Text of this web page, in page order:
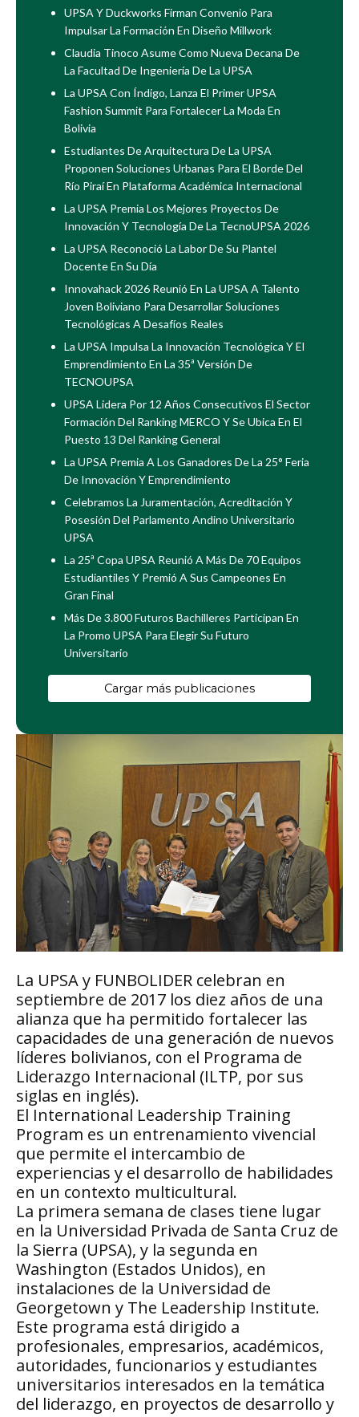
La UPSA y FUNBOLIDER celebran en
septiembre de 2017 los diez años de una
alianza que ha permitido fortalecer las
capacidades de una generación de nuevos
líderes bolivianos, con el Programa de
Liderazgo Internacional (ILTP, por sus
siglas en inglés).
El International Leadership Training
Program es un entrenamiento vivencial
que permite el intercambio de
experiencias y el desarrollo de habilidades
en un contexto multicultural.
La primera semana de clases tiene lugar
en la Universidad Privada de Santa Cruz de
la Sierra (UPSA), y la segunda en
Washington (Estados Unidos), en
instalaciones de la Universidad de
Georgetown y The Leadership Institute.
Este programa está dirigido a
profesionales, empresarios, académicos,
autoridades, funcionarios y estudiantes
universitarios interesados en la temática
del liderazgo, en proyectos de desarrollo y
UPSA Y Duckworks Firman Convenio Para
Impulsar La Formación En Diseño Millwork
Claudia Tinoco Asume Como Nueva Decana De
La Facultad De Ingeniería De La UPSA
La UPSA Con Índigo, Lanza El Primer UPSA
Fashion Summit Para Fortalecer La Moda En
Bolivia
Estudiantes De Arquitectura De La UPSA
Proponen Soluciones Urbanas Para El Borde Del
Río Piraí En Plataforma Académica Internacional
La UPSA Premia Los Mejores Proyectos De
Innovación Y Tecnología De La TecnoUPSA 2026
La UPSA Reconoció La Labor De Su Plantel
Docente En Su Día
Innovahack 2026 Reunió En La UPSA A Talento
Joven Boliviano Para Desarrollar Soluciones
Tecnológicas A Desafíos Reales
La UPSA Impulsa La Innovación Tecnológica Y El
Emprendimiento En La 35ª Versión De
TECNOUPSA
UPSA Lidera Por 12 Años Consecutivos El Sector
Formación Del Ranking MERCO Y Se Ubica En El
Puesto 13 Del Ranking General
La UPSA Premia A Los Ganadores De La 25° Feria
De Innovación Y Emprendimiento
Celebramos La Juramentación, Acreditación Y
Posesión Del Parlamento Andino Universitario
UPSA
La 25ª Copa UPSA Reunió A Más De 70 Equipos
Estudiantiles Y Premió A Sus Campeones En
Gran Final
Más De 3.800 Futuros Bachilleres Participan En
La Promo UPSA Para Elegir Su Futuro
Universitario
Cargar más publicaciones